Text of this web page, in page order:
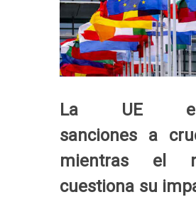
La UE
sanciones a
mientras el
cuestiona su